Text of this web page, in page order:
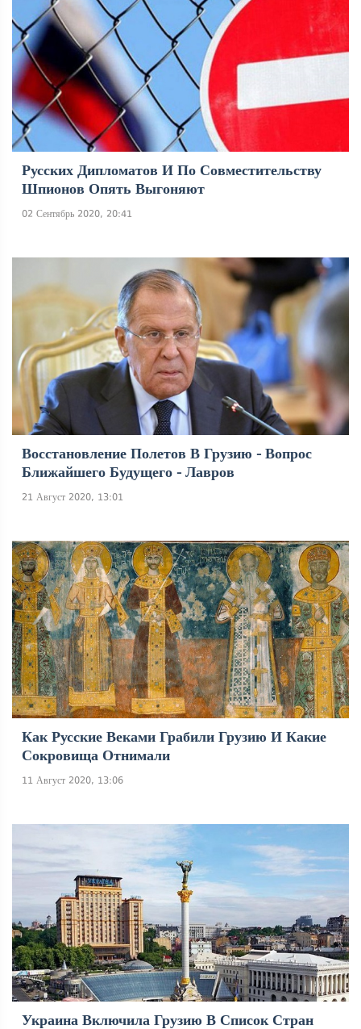
Русских Дипломатов И По Совместительству
Шпионов Опять Выгоняют
02 Сентябрь 2020, 20:41
Восстановление Полетов В Грузию - Вопрос
Ближайшего Будущего - Лавров
21 Август 2020, 13:01
Как Русские Веками Грабили Грузию И Какие
Сокровища Отнимали
11 Август 2020, 13:06
Украина Включила Грузию В Список Стран